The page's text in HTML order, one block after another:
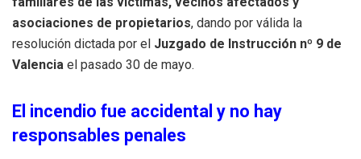
asociaciones de propietarios, dando por válida la
resolución dictada por el Juzgado de Instrucción nº 9 de
Valencia el pasado 30 de mayo.
El incendio fue accidental y no hay
responsables penales